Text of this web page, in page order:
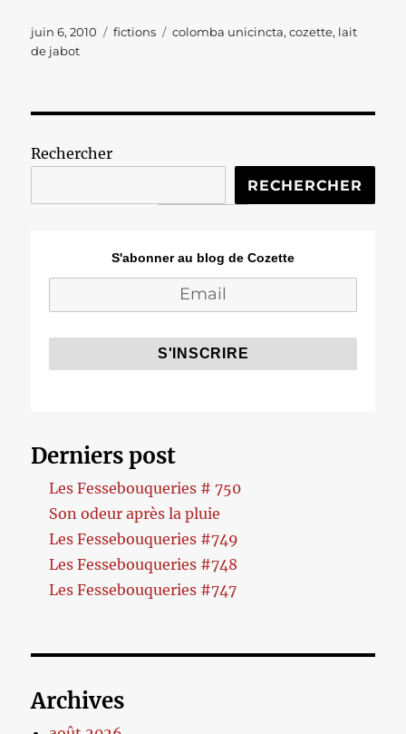
Publié
le
juin 6, 2010 Catégories
fictions Étiquettes
colomba unicincta,cozette, lait
de jabot
Rechercher
RECHERCHER
S'abonner au blog de Cozette
Derniers post
Les Fessebouqueries # 750
Son odeur après la pluie
Les Fessebouqueries #749
Les Fessebouqueries #748
Les Fessebouqueries #747
Archives